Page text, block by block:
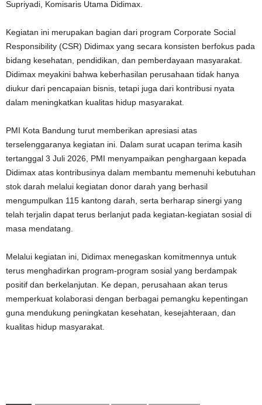
Supriyadi, Komisaris Utama Didimax.
Kegiatan ini merupakan bagian dari program Corporate Social
Responsibility (CSR) Didimax yang secara konsisten berfokus pada
bidang kesehatan, pendidikan, dan pemberdayaan masyarakat.
Didimax meyakini bahwa keberhasilan perusahaan tidak hanya
diukur dari pencapaian bisnis, tetapi juga dari kontribusi nyata
dalam meningkatkan kualitas hidup masyarakat.
PMI Kota Bandung turut memberikan apresiasi atas
terselenggaranya kegiatan ini. Dalam surat ucapan terima kasih
tertanggal 3 Juli 2026, PMI menyampaikan penghargaan kepada
Didimax atas kontribusinya dalam membantu memenuhi kebutuhan
stok darah melalui kegiatan donor darah yang berhasil
mengumpulkan 115 kantong darah, serta berharap sinergi yang
telah terjalin dapat terus berlanjut pada kegiatan-kegiatan sosial di
masa mendatang.
Melalui kegiatan ini, Didimax menegaskan komitmennya untuk
terus menghadirkan program-program sosial yang berdampak
positif dan berkelanjutan. Ke depan, perusahaan akan terus
memperkuat kolaborasi dengan berbagai pemangku kepentingan
guna mendukung peningkatan kesehatan, kesejahteraan, dan
kualitas hidup masyarakat.